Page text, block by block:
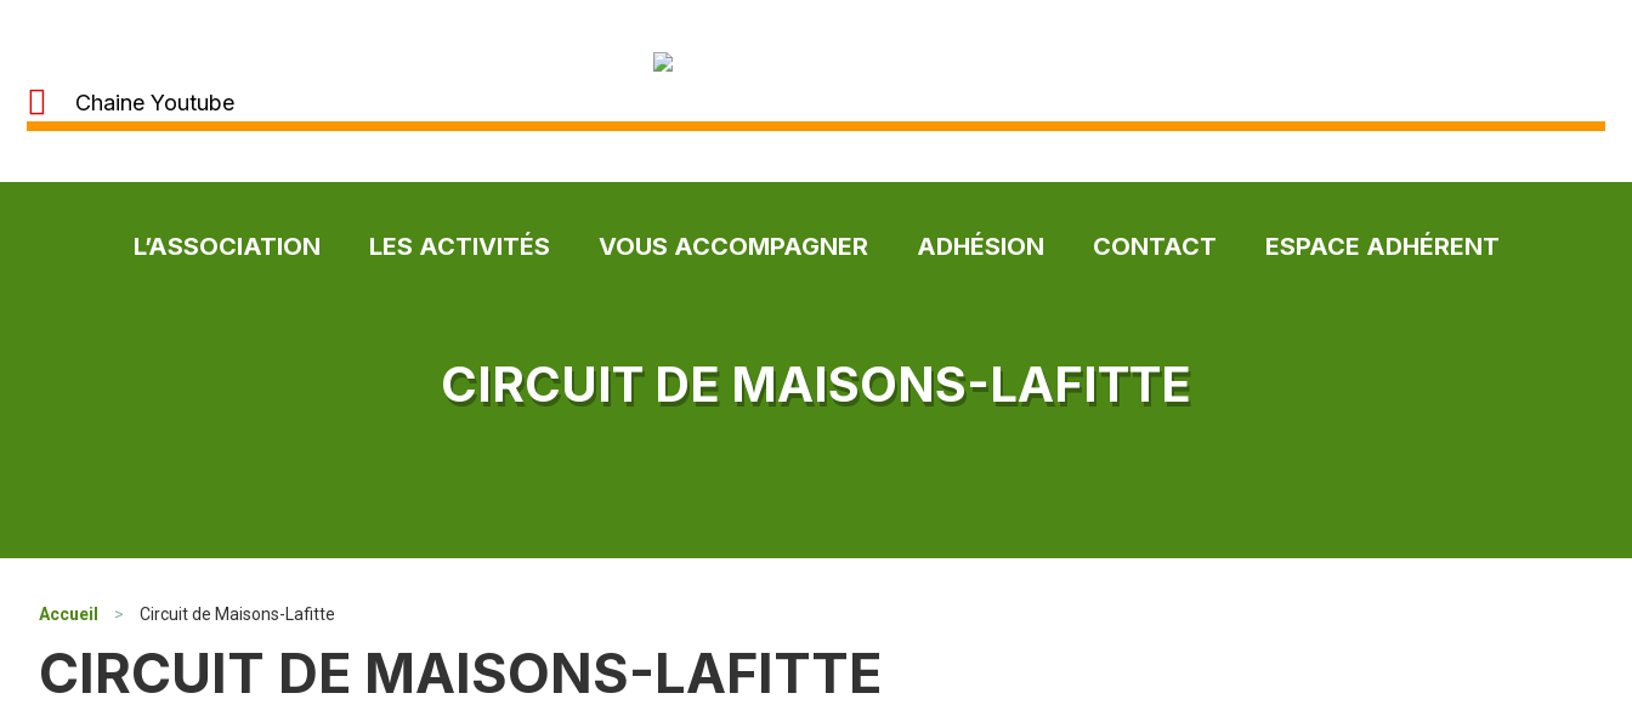
Chaine Youtube
L’ASSOCIATION LES ACTIVITÉS VOUS ACCOMPAGNER ADHÉSION CONTACT ESPACE ADHÉRENT
CIRCUIT DE MAISONS-LAFITTE
Accueil > Circuit de Maisons-Lafitte
CIRCUIT DE MAISONS-LAFITTE